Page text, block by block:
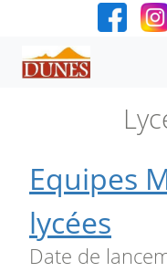
Aller au contenu
Equipes
lycées
Date de